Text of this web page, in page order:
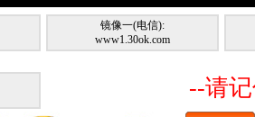
镜像一(电信):
www1.30ok.com
--请